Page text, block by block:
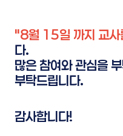
"8월 15일 까지 교사
다.
많은 참여와 관심을
부탁드립니다.
감사합니다!